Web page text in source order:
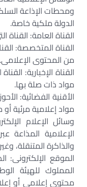
ومحطات الإذاعة
الدولة ملكية خاصة.
القناة العامة:
القناة المتخصصة:
من المحتوى الإعلامى.
القناة الإخبارية:
مواد ذات صلة بها.
الأقنية الفضائية:
مواد إعلامية مرئية
وسائل الإعلام
الإعلامية المذاعة
والذاكرة المتنقلة،
الموقع الإلكترونى:
المملوك للهيئة
محتوى إعلامى أو